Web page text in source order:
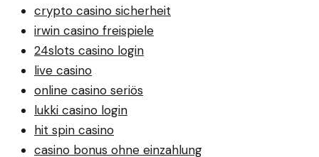
crypto casino sicherheit
irwin casino freispiele
24slots casino login
live casino
online casino seriös
lukki casino login
hit spin casino
casino bonus ohne einzahlung